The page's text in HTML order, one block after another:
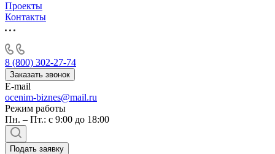
Проекты
Контакты
8 (800) 302-27-74
Заказать звонок
E-mail
ocenim-biznes@mail.ru
Режим работы
Пн. – Пт.: с 9:00 до 18:00
Подать заявку